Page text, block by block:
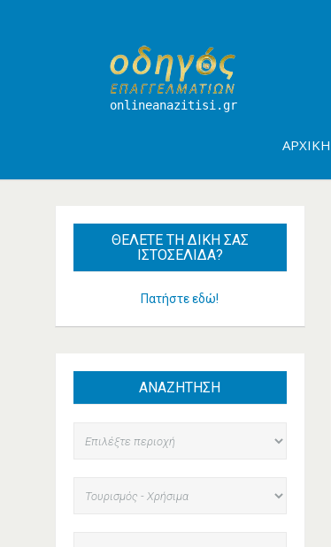
onlineanazitisi.gr
ΑΡΧΙΚΉ
ΘΈΛΕΤΕΤΗ ΔΙΚΉ ΣΑΣ
ΙΣΤΟΣΕΛΊΔΑ?
Πατήστε εδώ!
ΑΝΑΖΗΤΗΣΗ